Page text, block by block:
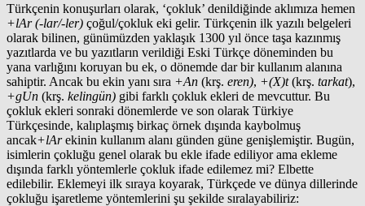
Türkçenin konuşurları olarak, ‘çokluk’ denildiğinde aklımıza hemen
+lAr (-lar/-ler) çoğul/çokluk eki gelir. Türkçenin ilk yazılı belgeleri
olarak bilinen, günümüzden yaklaşık 1300 yıl önce taşa kazınmış
yazıtlarda ve bu yazıtların verildiği Eski Türkçe döneminden bu
yana varlığını koruyan bu ek, o dönemde dar bir kullanım alanına
sahiptir. Ancak bu ekin yanı sıra +An (krş. eren), +(X)t(krş. tarkat),
+gUn (krş. kelingün) gibi farklı çokluk ekleri de mevcuttur. Bu
çokluk ekleri sonraki dönemlerde ve son olarak Türkiye
Türkçesinde, kalıplaşmış birkaç örnek dışında kaybolmuş
ancak+lArekinin kullanım alanı günden güne genişlemiştir. Bugün,
isimlerin çokluğu genel olarak bu ekle ifade ediliyor ama ekleme
dışında farklı yöntemlerle çokluk ifade edilemez mi? Elbette
edilebilir. Eklemeyi ilk sıraya koyarak, Türkçede ve dünya dillerinde
çokluğu işaretleme yöntemlerini şu şekilde sıralayabiliriz: